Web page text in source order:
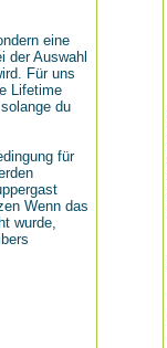
eine
der Auswahl
Für uns
Lifetime
du
für
Wenn das
wurde,